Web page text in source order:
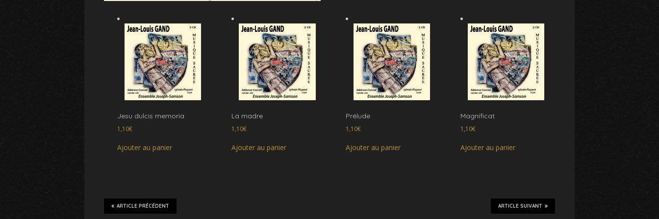
Jesu dulcis memoria
1,10€
Ajouter au panier
La madre
1,10€
Ajouter au panier
Prélude
1,10€
Ajouter au panier
Magnificat
1,10€
Ajouter au panier
ARTICLE SUIVANT
ARTICLE PRÉCÉDENT